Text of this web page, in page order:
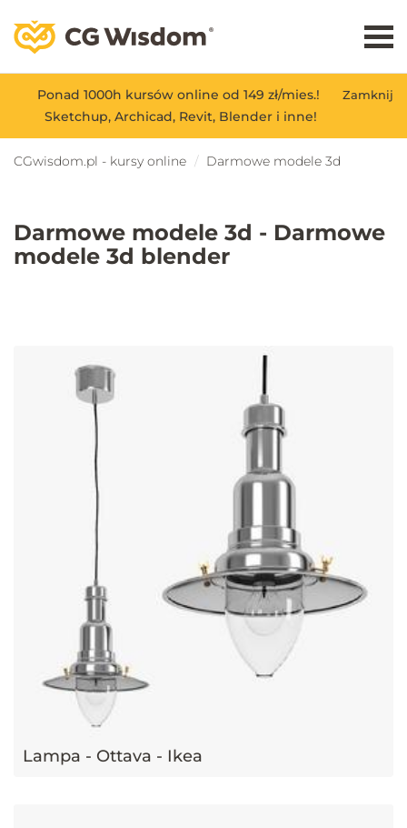
Zamknij
Ponad 1000h kursów online od 149 zł/mies.!
Sketchup, Archicad, Revit, Blender i inne!
CGwisdom.pl - kursy online Darmowe modele 3d
Darmowe modele 3d - Darmowe
modele 3d blender
Lampa - Ottava - Ikea